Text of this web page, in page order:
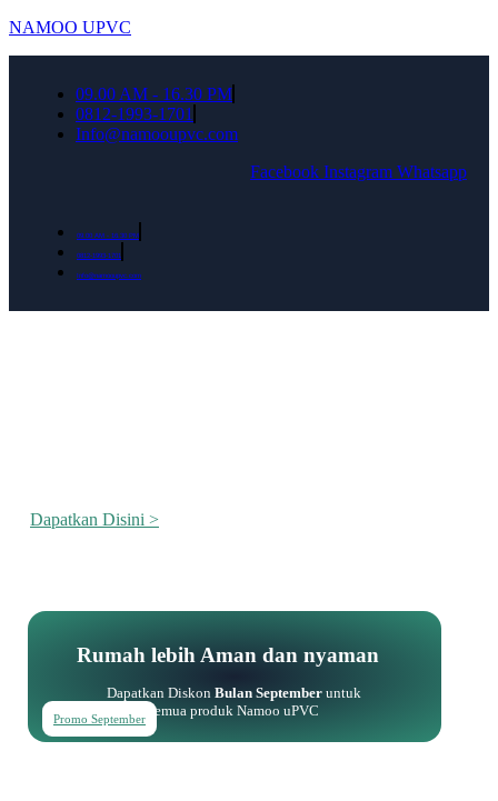
NAMOO UPVC
09.00 AM - 16.30 PM
0812-1993-1701
Info@namooupvc.com
Facebook Instagram Whatsapp
09.00 AM - 16.30 PM
0812-1993-1701
Info@namooupvc.com
Dapatkan Disini >
Rumah lebih Aman dan nyaman
Dapatkan DiskonBulan September untuk
semua produk Namoo uPVC
Promo September